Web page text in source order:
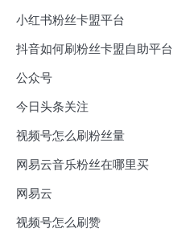
小红书粉丝卡盟平台
抖音如何刷粉丝卡盟自助平台
公众号
今日头条关注
视频号怎么刷粉丝量
网易云音乐粉丝在哪里买
网易云
视频号怎么刷赞